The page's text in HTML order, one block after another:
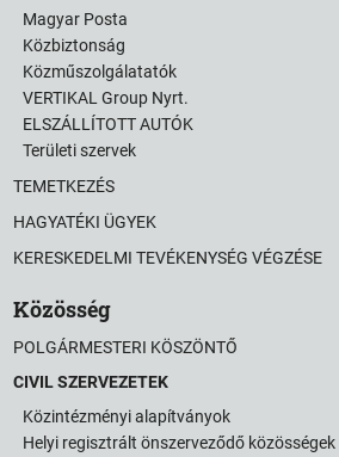
Magyar Posta
Közbiztonság
Közműszolgálatatók
VERTIKAL Group Nyrt.
ELSZÁLLÍTOTT AUTÓK
Területi szervek
TEMETKEZÉS
HAGYATÉKI ÜGYEK
KERESKEDELMI TEVÉKENYSÉG VÉGZÉSE
Közösség
POLGÁRMESTERI KÖSZÖNTŐ
CIVIL SZERVEZETEK
Közintézményi alapítványok
Helyi regisztrált önszerveződő közösségek